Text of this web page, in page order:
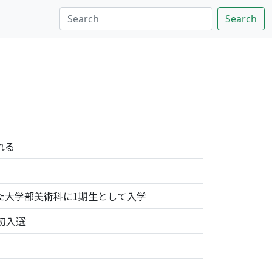
Search
る
学部美術科に1期生として入学
入選